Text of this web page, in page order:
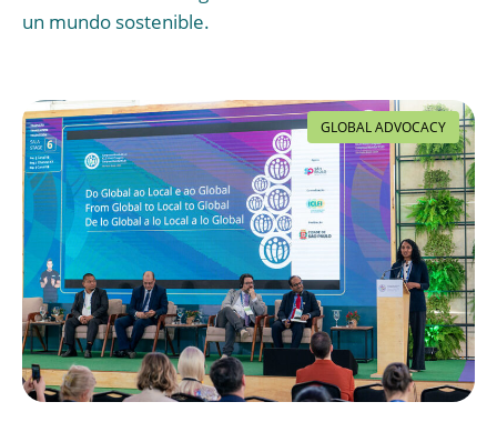
un mundo sostenible.
GLOBAL ADVOCACY